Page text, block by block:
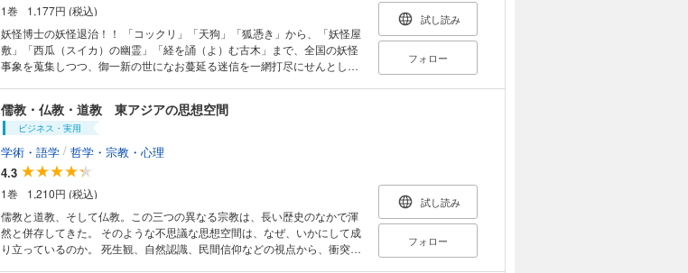
1巻
1,177円 (税込)
妖怪博士の妖怪退治！！ 「コックリ」「天狗」「狐憑き」から、「妖怪屋
敷」「西瓜（スイカ）の幽霊」「経を誦（よ）む古木」まで、全国の妖怪
事象を蒐集しつつ、御一新の世になお蔓延る迷信を一網打尽にせんとした
ルに厳選した、決定版アンソロジー。 ［目次］ 編者序文 妖怪談 妖怪学講
義録 『妖怪学雑誌』論説 （真怪論／妖怪学と諸学との関係／忘憂術／論
怪） おばけの正体 補遺 （妖怪学講義細目／妖怪学講義参考書目／井上円
了調査地一覧） 注
試し読み
フォロー
儒教・仏教・道教 東アジアの思想空間
ビジネス・実用
学術・語学 / 哲学・宗教・心理
4.3
1巻
1,210円 (税込)
儒教と道教、そして仏教。この三つの異なる宗教は、長い歴史のなかで渾
然と併存してきた。 そのような不思議な思想空間は、なぜ、いかにして成
り立っているのか。 死生観、自然認識、民間信仰などの視点から、衝突・
試し読み
フォロー